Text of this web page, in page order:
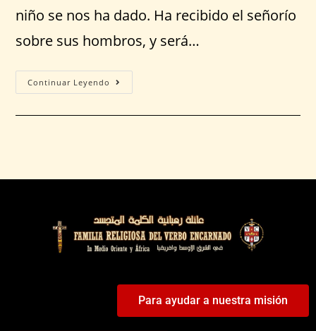
niño se nos ha dado. Ha recibido el señorío
sobre sus hombros, y será…
Continuar Leyendo
Para ayudar a nuestra misión